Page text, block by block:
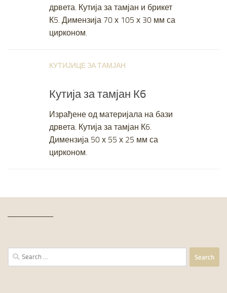
дрвета. Кутија за тамјан и брикет
К5. Димензија 70 х 105 х 30 мм са
цирконом.
КУТИЈИЦЕ ЗА ТАМЈАН
Кутија за тамјан К6
Израђене од материјала на бази
дрвета. Кутија за тамјан К6.
Димензија 50 х 55 х 25 мм са
цирконом.
Search
for: